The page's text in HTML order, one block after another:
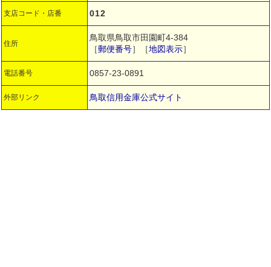
支店コード・店番 012
住所
鳥取県鳥取市田園町4-384
［郵便番号］［地図表示］
電話番号 0857-23-0891
外部リンク 鳥取信用金庫公式サイト